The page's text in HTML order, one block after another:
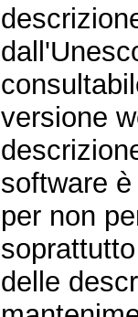
versione
software
per non
delle